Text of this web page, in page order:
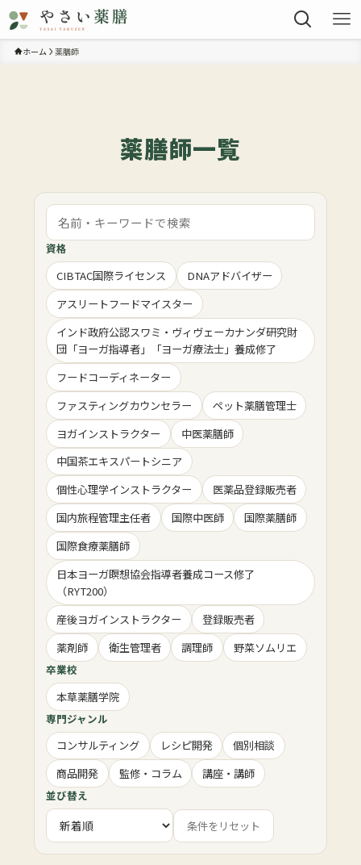
ホーム 薬膳師
薬膳師一覧
資格
CIBTAC国際ライセンス
DNAアドバイザー
アスリートフードマイスター
インド政府公認スワミ・ヴィヴェーカナンダ研究財
団「ヨーガ指導者」「ヨーガ療法士」養成修了
フードコーディネーター
ファスティングカウンセラー
ペット薬膳管理士
ヨガインストラクター
中医薬膳師
中国茶エキスパートシニア
個性心理学インストラクター
医薬品登録販売者
国内旅程管理主任者
国際中医師
国際薬膳師
国際食療薬膳師
日本ヨーガ瞑想協会指導者養成コース修了
（RYT200）
産後ヨガインストラクター
登録販売者
薬剤師
衛生管理者 調理師
野菜ソムリエ
卒業校
本草薬膳学院
専門ジャンル
コンサルティング
レシピ開発
個別相談
商品開発
監修・コラム
講座・講師
並び替え
条件をリセット